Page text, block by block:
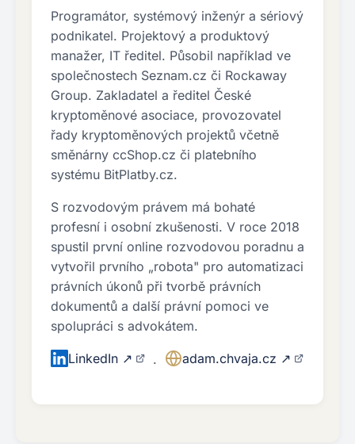
Programátor, systémový inženýr a sériový
podnikatel. Projektový a produktový
manažer, IT ředitel. Působil například ve
společnostech Seznam.cz či Rockaway
Group. Zakladatel a ředitel České
kryptoměnové asociace, provozovatel
řady kryptoměnových projektů včetně
směnárny ccShop.cz či platebního
systému BitPlatby.cz.
S rozvodovým právem má bohaté
profesní i osobní zkušenosti. V roce 2018
spustil první online rozvodovou poradnu a
vytvořil prvního „robota" pro automatizaci
právních úkonů při tvorbě právních
dokumentů a další právní pomoci ve
spolupráci s advokátem.
LinkedIn ↗ · adam.chvaja.cz ↗